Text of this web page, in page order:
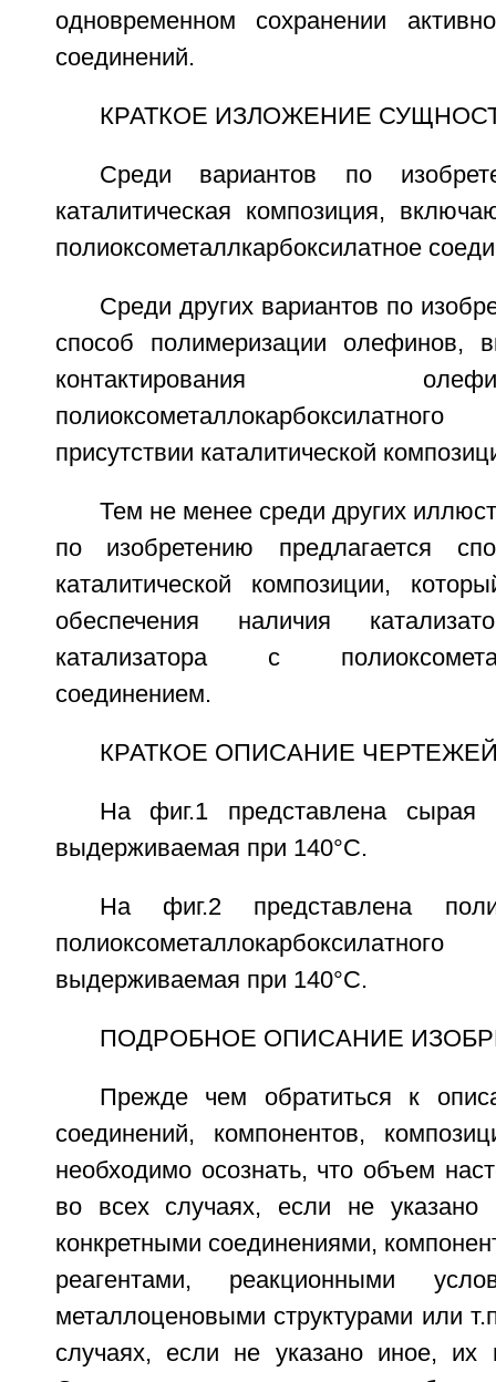
одновременном сохранении
соединений.
КРАТКОЕ ИЗЛОЖЕНИЕ
Среди вариантов по
каталитическая композиция,
полиоксометаллкарбоксилатное
Среди других вариантов по
способ полимеризации олефинов,
контактирования
присутствии каталитической
Тем не менее среди других
по изобретению предлагается
каталитической композиции,
обеспечения наличия
катализатора с
соединением.
КРАТКОЕ ОПИСАНИЕ
На фиг.1 представлена сырая
выдерживаемая при 140°С.
На фиг.2 представлена
выдерживаемая при 140°С.
ПОДРОБНОЕ ОПИСАНИЕ
Прежде чем обратиться к
соединений, компонентов,
необходимо осознать, что объем
во всех случаях, если не указано
конкретными соединениями,
реагентами, реакционными
металлоценовыми структурами или
случаях, если не указано иное, их